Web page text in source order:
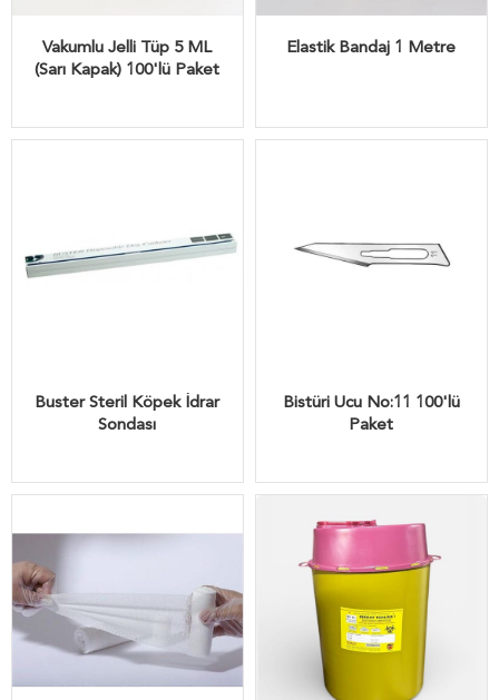
Vakumlu Jelli Tüp 5 ML
(Sarı Kapak) 100'lü Paket
Elastik Bandaj 1 Metre
Buster Steril Köpek İdrar
Sondası
Bistüri Ucu No:11 100'lü
Paket